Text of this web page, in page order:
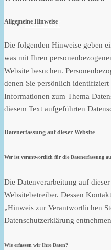
KONTAKT
Allgemeine Hinweise
Die folgenden Hinweise geben
was mit Ihren
Website besuchen.
denen Sie persönlich
Informationen zum Thema
diesem Text aufgeführten
Datenerfassung auf dieser Website
Wer ist verantwortlich für die Datenerfassung
Die Datenverarbeitung auf
Websitebetreiber. Dessen
„Hinweis zur Verantwortlichen
Datenschutzerklärung
Wie erfassen wir Ihre Daten?